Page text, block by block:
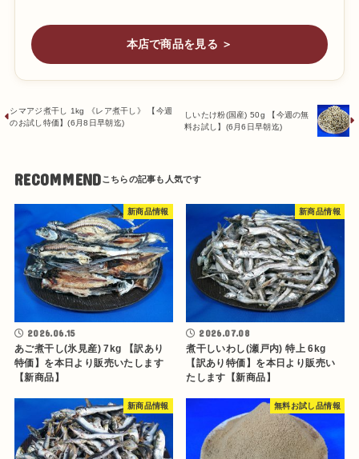
本店で商品を見る ＞
シマアジ煮干し 1kg 《レア煮干し》 【今週
のお試し特価】(6月8日早朝迄)
しいたけ粉(国産) 50g 【今週の無
料お試し】(6月6日早朝迄)
RECOMMEND
新商品情報
2026.06.15
あご煮干し(氷見産) 7kg 【訳あり
特価】を本日より販売いたします
【新商品】
新商品情報
2026.07.08
煮干しいわし(瀬戸内) 特上 6kg
【訳あり特価】を本日より販売い
たします【新商品】
新商品情報 無料お試し品情報